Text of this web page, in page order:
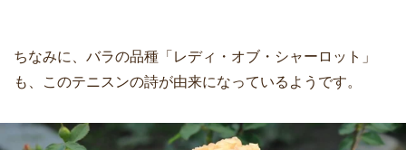
ちなみに、バラの品種「レディ・オブ・シャーロット」
も、このテニスンの詩が由来になっているようです。